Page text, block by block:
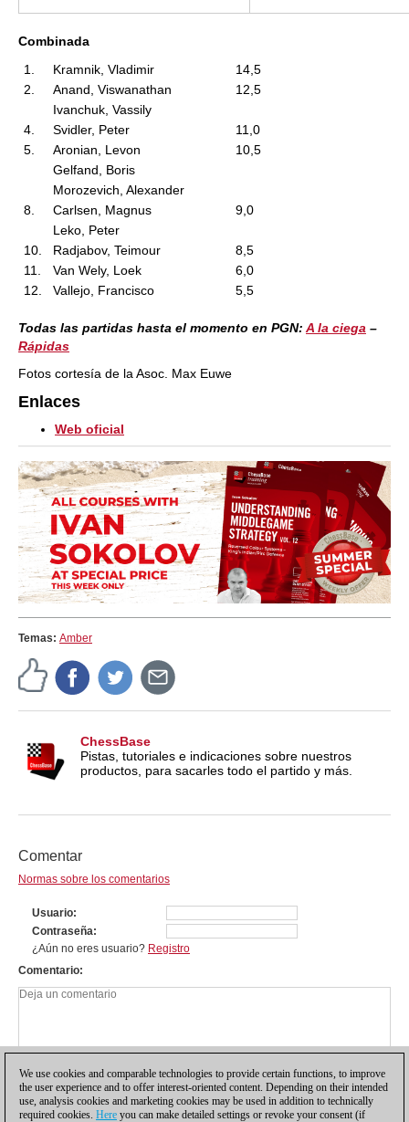
Combinada
1.
Kramnik, Vladimir
14,5
2.
Anand, Viswanathan
12,5
Ivanchuk, Vassily
4.
Svidler, Peter
11,0
5.
Aronian, Levon
10,5
Gelfand, Boris
Morozevich, Alexander
8.
Carlsen, Magnus
9,0
Leko, Peter
10.
Radjabov, Teimour
8,5
11.
Van Wely, Loek
6,0
12.
Vallejo, Francisco 5,5
Todas las partidas hasta el momento en PGN: A la ciega –
Rápidas
Fotos cortesía de la Asoc. Max Euwe
Enlaces
Web oficial
Temas: Amber
ChessBase
Pistas, tutoriales e indicaciones sobre nuestros
productos, para sacarles todo el partido y más.
Comentar
Normas sobre los comentarios
Usuario
Contraseña
¿Aún no eres usuario? Registro
Comentario
We use cookies and comparable technologies to provide certain functions, to improve
the user experience and to offer interest-oriented content. Depending on their intended
use, analysis cookies and marketing cookies may be used in addition to technically
required cookies. Here you can make detailed settings or revoke your consent (if